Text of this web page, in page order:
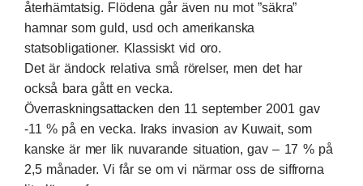
återhämtatsig. Flödena går även nu mot ”säkra”
hamnar som guld, usd och amerikanska
statsobligationer. Klassiskt vid oro.
Det är ändock relativa små rörelser, men det har
också bara gått en vecka.
Överraskningsattacken den 11 september 2001 gav
-11 % på en vecka. Iraks invasion av Kuwait, som
kanske är mer lik nuvarande situation, gav – 17 % på
2,5 månader. Vi får se om vi närmar oss de siffrorna